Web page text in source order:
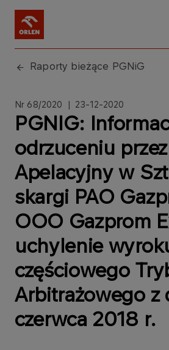
Raporty bieżące PGNiG
Nr 68/2020 | 23-12-2020
PGNIG:
odrzuceniu
Apelacyjny w
skargi PAO
OOO Gazprom
uchylenie
częściowego
Arbitrażowego z
czerwca 2018 r.